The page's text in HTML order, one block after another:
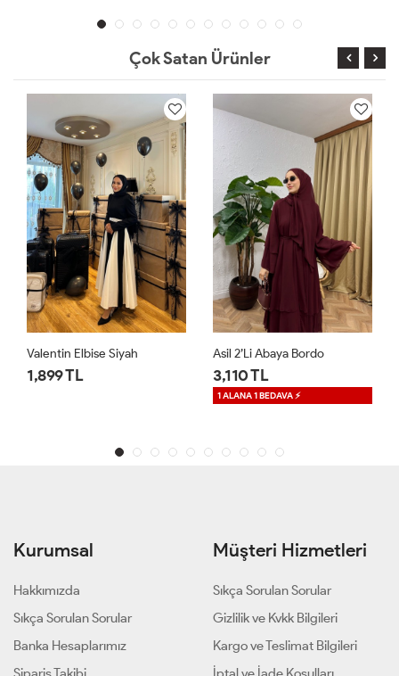
Çok Satan Ürünler
Asil 2’li Abaya Bordo
3,110 TL
RAB Dantelli Elbise Acı Kahve
1,650 TL
1 ALANA 1 BEDAVA ⚡
Kurumsal
Hakkımızda
Sıkça Sorulan Sorular
Banka Hesaplarımız
Müşteri Hizmetleri
Sıkça Sorulan Sorular
Gizlilik ve Kvkk Bilgileri
Kargo ve Teslimat Bilgileri